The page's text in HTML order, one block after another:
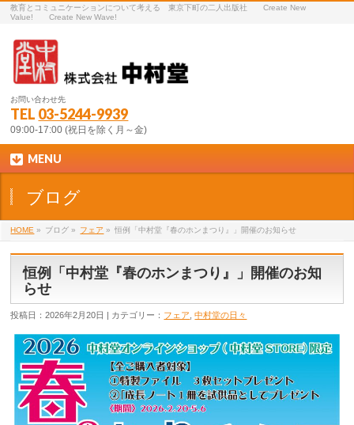
教育とコミュニケーションについて考える 東京下町の二人出版社 Create New
Value! Create New Wave!
お問い合わせ先
TEL 03-5244-9939
09:00-17:00 (祝日を除く月～金)
MENU
ブログ
HOME » ブログ » フェア » 恒例「中村堂『春のホンまつり』」開催のお知らせ
恒例「中村堂『春のホンまつり』」開催のお知
らせ
投稿日：2026年2月20日 | カテゴリー： フェア ,中村堂の日々